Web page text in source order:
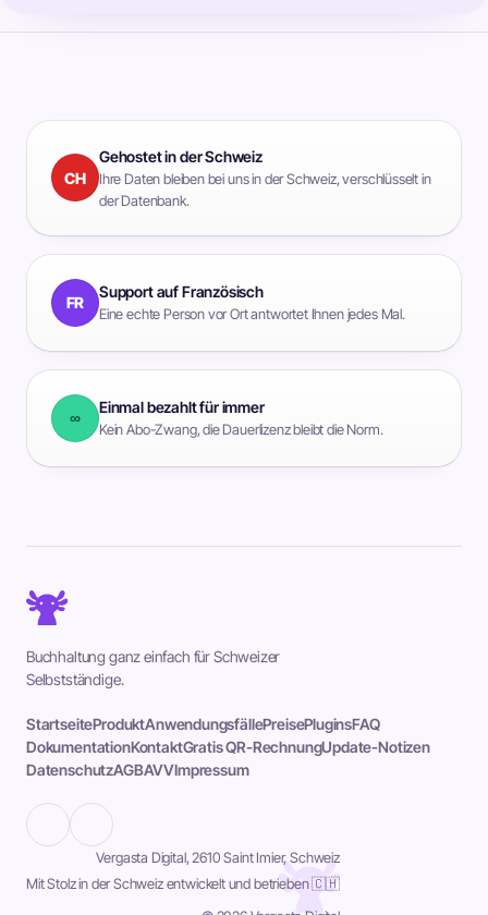
CH
Gehostet in der Schweiz
Ihre Daten bleiben bei uns in der Schweiz, verschlüsselt in
der Datenbank.
FR
Support auf Französisch
Eine echte Person vor Ort antwortet Ihnen jedes Mal.
∞
Einmal bezahlt für immer
Kein Abo-Zwang, die Dauerlizenz bleibt die Norm.
Buchhaltung ganz einfach für Schweizer
Selbstständige.
StartseiteProduktAnwendungsfällePreisePluginsFAQ
DokumentationKontaktGratis QR-RechnungUpdate-Notizen
DatenschutzAGBAVVImpressum
Vergasta Digital, 2610 Saint Imier, Schweiz
Mit Stolz in der Schweiz entwickelt und betrieben 🇨🇭